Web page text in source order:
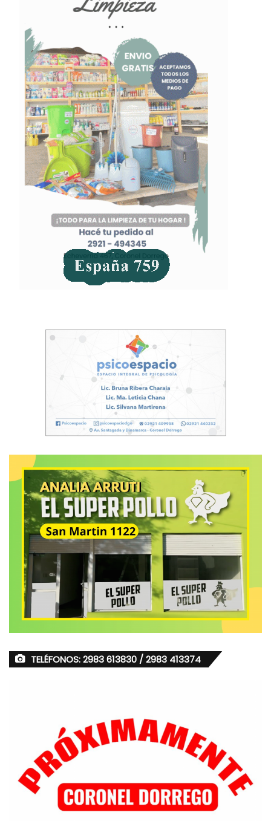
TELÉFONOS: 2983 613830 / 2983 413374